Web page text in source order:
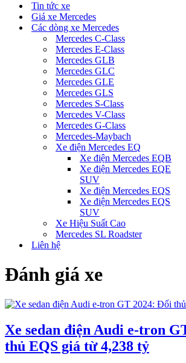
Tin tức xe
Giá xe Mercedes
Các dòng xe Mercedes
Mercedes C-Class
Mercedes E-Class
Mercedes GLB
Mercedes GLC
Mercedes GLE
Mercedes GLS
Mercedes S-Class
Mercedes V-Class
Mercedes G-Class
Mercedes-Maybach
Xe điện Mercedes EQ
Xe điện Mercedes EQB
Xe điện Mercedes EQE
SUV
Xe điện Mercedes EQS
Xe điện Mercedes EQS
SUV
Xe Hiệu Suất Cao
Mercedes SL Roadster
Liên hệ
Đánh giá xe
Xe sedan điện Audi e-tron
thủ EQS giá từ 4,238 tỷ